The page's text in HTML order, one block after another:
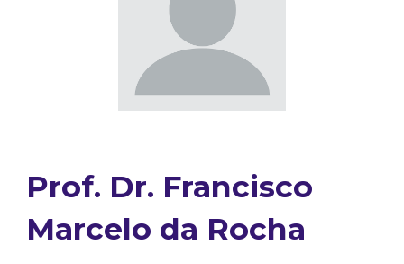
Prof. Dr. Francisco
Marcelo da Rocha